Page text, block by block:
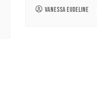
Vanessa Eudeline